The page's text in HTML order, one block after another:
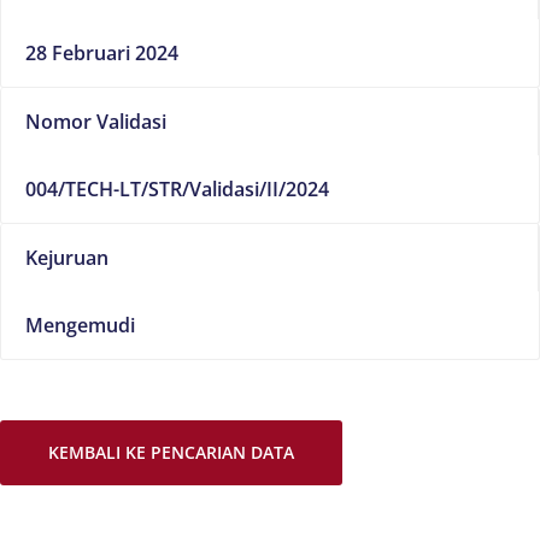
28 Februari 2024
Nomor Validasi
004/TECH-LT/STR/Validasi/II/2024
Kejuruan
Mengemudi
KEMBALI KE PENCARIAN DATA